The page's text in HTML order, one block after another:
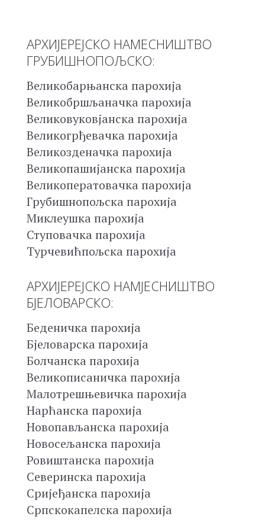
АРХИЈЕРЕЈСКО НАМЕСНИШТВО
ГРУБИШНОПОЉСКО:
Великобарњанска парохија
Великобршљаначка парохија
Великовуковјанска парохија
Великогрђевачка парохија
Великозденачка парохија
Великопашијанска парохија
Великоператовачка парохија
Грубишнопољска парохија
Миклеушка парохија
Ступовачка парохија
Турчевићпољска парохија
АРХИЈЕРЕЈСКО НАМЈЕСНИШТВО
БЈЕЛОВАРСКО:
Беденичка парохија
Бјеловарска парохија
Болчанска парохија
Великописаничка парохија
Малотрешњевичка парохија
Нарћанска парохија
Новопављанска парохија
Новосељанска парохија
Ровиштанска парохија
Северинска парохија
Сријеђанска парохија
Српскокапелска парохија